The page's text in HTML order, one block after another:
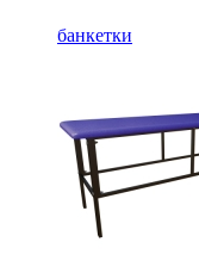
банкетки